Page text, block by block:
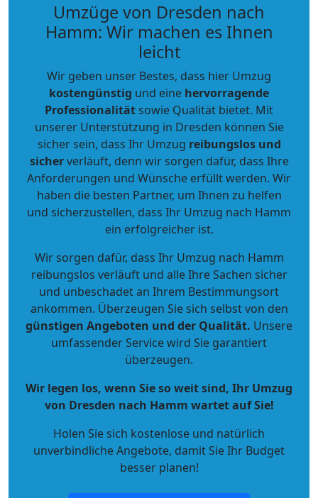
Umzüge von Dresden nach
Hamm: Wir machen es Ihnen
leicht
Wir geben unser Bestes, dass hier Umzug
kostengünstig und eine hervorragende
Professionalitätsowie Qualität bietet. Mit
unserer Unterstützung in Dresden können Sie
sicher sein, dass Ihr Umzug reibungslos und
sicherverläuft, denn wir sorgen dafür, dass Ihre
Anforderungen und Wünsche erfüllt werden. Wir
haben die besten Partner, um Ihnen zu helfen
und sicherzustellen, dass Ihr Umzug nach Hamm
ein erfolgreicher ist.
Wir sorgen dafür, dass Ihr Umzug nach Hamm
reibungslos verläuft und alle Ihre Sachen sicher
und unbeschadet an Ihrem Bestimmungsort
ankommen. Überzeugen Sie sich selbst von den
günstigen Angeboten und der Qualität. Unsere
umfassender Service wird Sie garantiert
überzeugen.
Wir legen los, wenn Sie so weit sind, Ihr Umzug
von Dresden nach Hamm wartet auf Sie!
Holen Sie sich kostenlose und natürlich
unverbindliche Angebote, damit Sie Ihr Budget
besser planen!